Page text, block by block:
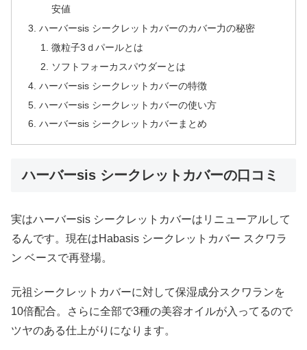
安値
ハーバーsis シークレットカバーのカバー力の秘密
微粒子3ｄパールとは
ソフトフォーカスパウダーとは
ハーバーsis シークレットカバーの特徴
ハーバーsis シークレットカバーの使い方
ハーバーsis シークレットカバーまとめ
ハーバーsis シークレットカバーの口コミ
実はハーバーsis シークレットカバーはリニューアルして
るんです。現在はHabasis シークレットカバー スクワラ
ン ベースで再登場。
元祖シークレットカバーに対して保湿成分スクワランを
10倍配合。さらに全部で3種の美容オイルが入ってるので
ツヤのある仕上がりになります。